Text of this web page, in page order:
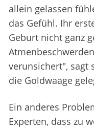
allein gelassen
das Gefühl. Ihr
Geburt nicht ganz
verunsichert", sagt
die Goldwaage
Ein anderes
Experten, dass zu